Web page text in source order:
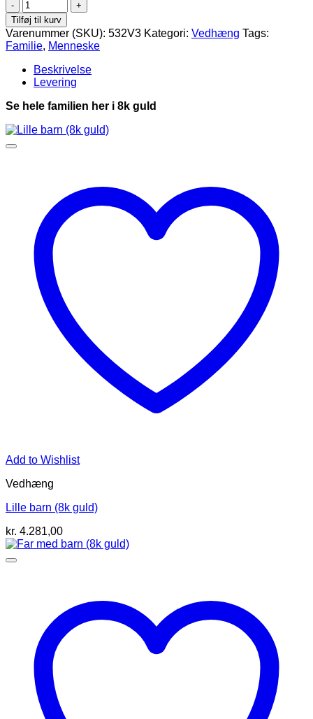
Lille
barn
(8k
guld)
antal
Tilføj til kurv
Varenummer (SKU): 532V3 Kategori: Vedhæng Tags:
Familie, Menneske
Beskrivelse
Levering
Se hele familien her i 8k guld
Add to Wishlist
Vedhæng
Lille barn (8k guld)
kr. 4.281,00